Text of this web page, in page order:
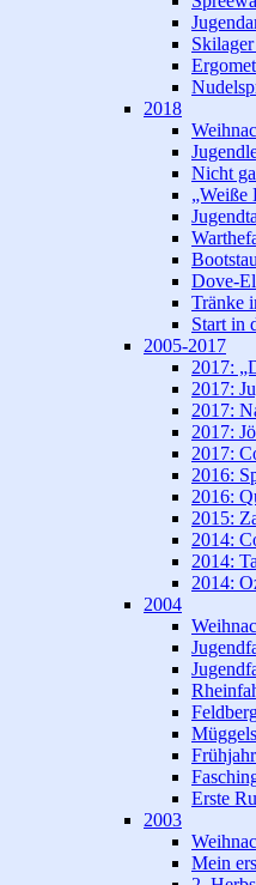
2018
Nicht
„Weiße
Dove-
Tränke
Start in
2005-2017
2017:
2017:
2017:
2017:
2017:
2016:
2016:
2015:
2014:
2014:
2014:
2004
Erste
2003
Mein